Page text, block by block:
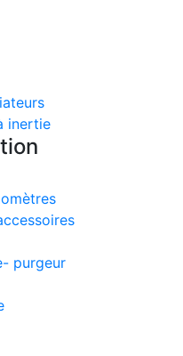
inertie
purgeur